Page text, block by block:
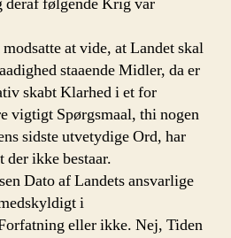
at vide, at Landet skal
staaende Midler, da er
skabt Klarhed i et for
vigtigt Spørgsmaal, thi nogen
sidste utvetydige Ord, har
ikke bestaar.
Dato af Landets ansvarlige
i
eller ikke. Nej, Tiden